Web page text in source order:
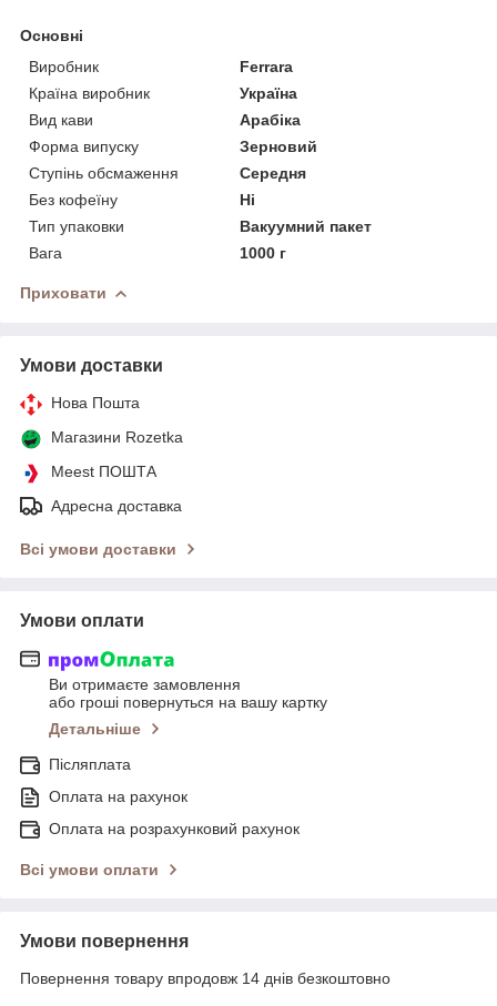
Основні
Виробник
Ferrara
Країна виробник
Україна
Вид кави
Арабіка
Форма випуску
Зерновий
Ступінь обсмаження
Середня
Без кофеїну
Ні
Тип упаковки
Вакуумний пакет
Вага
1000 г
Приховати
Умови доставки
Нова Пошта
Магазини Rozetka
Meest ПОШТА
Адресна доставка
Всі умови доставки
Умови оплати
Ви отримаєте замовлення
або гроші повернуться на вашу картку
Детальніше
Післяплата
Оплата на рахунок
Оплата на розрахунковий рахунок
Всі умови оплати
Умови повернення
Повернення товару впродовж 14 днів безкоштовно